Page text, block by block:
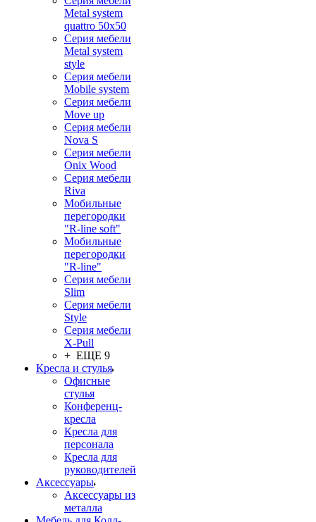
Metal system
quattro 50x50
Серия мебели
Metal system
style
Серия мебели
Mobile system
Серия мебели
Move up
Серия мебели
Nova S
Серия мебели
Onix Wood
Серия мебели
Riva
Мобильные
перегородки
"R-line soft"
Мобильные
перегородки
"R-line"
Серия мебели
Slim
Серия мебели
Style
Серия мебели
X-Pull
+ ЕЩЕ 9
Кресла и стулья
Офисные
стулья
Конференц-
кресла
Кресла для
персонала
Кресла для
руководителей
Аксессуары
Аксессуары из
металла